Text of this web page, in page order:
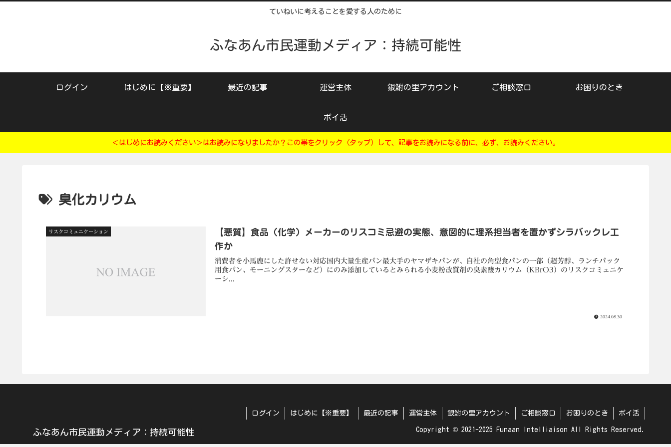
ていねいに考えることを愛する人のために
ふなあん市民運動メディア：持続可能性
ログイン はじめに【※重要】 最近の記事 運営主体 銀鮒の里アカウント ご相談窓口 お困りのとき
ポイ活
＜はじめにお読みください＞はお読みになりましたか？この帯をクリック（タップ）して、記事をお読みになる前に、必ず、お読みください。
臭化カリウム
リスクコミュニケーション
【悪質】食品（化学）メーカーのリスコミ忌避の実態、意図的に理系担当者を置かずシラバックレ工
作か
消費者を小馬鹿にした許せない対応国内大量生産パン最大手のヤマザキパンが、自社の角型食パンの一部（超芳醇、ランチパック
用食パン、モーニングスターなど）にのみ添加しているとみられる小麦粉改質剤の臭素酸カリウム（KBrO3）のリスクコミュニケ
ーシ...
2024.08.30
ふなあん市民運動メディア：持続可能性
ログイン はじめに【※重要】 最近の記事 運営主体 銀鮒の里アカウント ご相談窓口 お困りのとき ポイ活
Copyright © 2021-2025 Funaan Intelliaison All Rights Reserved.